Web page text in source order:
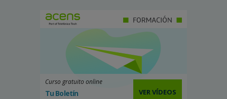
Curso gratuito online
Tu Boletín VER VÍDEOS